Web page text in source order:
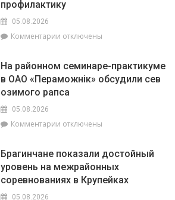
Овнам
сходить
на
Ракам
нужно
на
чужие
проблемы
профилактику
05.08.2026
Комментарии к
на
воде
–
спасатели
Брагинщины
усиливают
профилактику
отключены
На районном семинаре-практикуме
в ОАО «Пераможнік» обсудили сев
озимого рапса
05.08.2026
Комментарии к
районном
семинаре-
практикуме
отключены
Брагинчане показали достойный
уровень на межрайонных
соревнованиях в Крупейках
05.08.2026